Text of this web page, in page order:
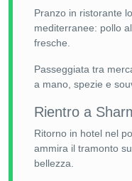
Pranzo in ristorante
mediterranee: pollo
fresche.
Passeggiata tra
a mano, spezie e
Rientro a
Ritorno in hotel nel
ammira il tramonto
bellezza.